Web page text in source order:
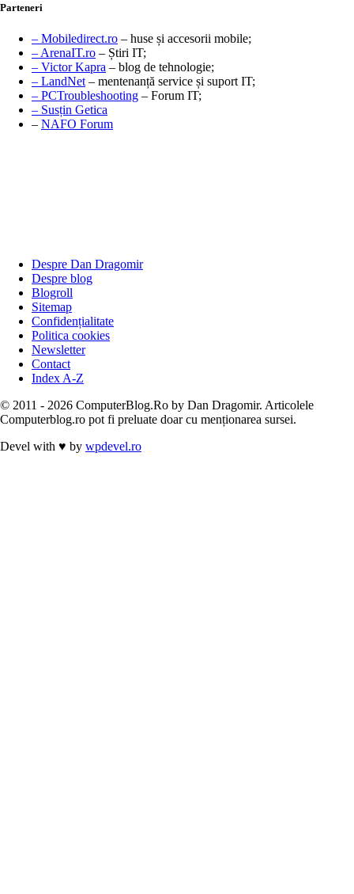
Parteneri
– Mobiledirect.ro – huse și accesorii mobile;
– ArenaIT.ro – Știri IT;
– Victor Kapra – blog de tehnologie;
– LandNet – mentenanță service și suport IT;
– PCTroubleshooting – Forum IT;
– Susțin Getica
– NAFO Forum
Despre Dan Dragomir
Despre blog
Blogroll
Sitemap
Confidențialitate
Politica cookies
Newsletter
Contact
Index A-Z
© 2011 - 2026 ComputerBlog.Ro by Dan Dragomir. Articolele
Computerblog.ro pot fi preluate doar cu menționarea sursei.
Devel with ♥ by wpdevel.ro